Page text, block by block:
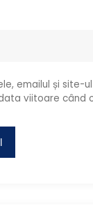
emailul și site-
viitoare când